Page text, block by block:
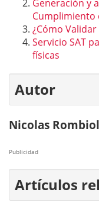
Generación y
Cumplimiento
¿Cómo
Servicio SAT
físicas
Autor
Nicolas
Publicidad
Artículos